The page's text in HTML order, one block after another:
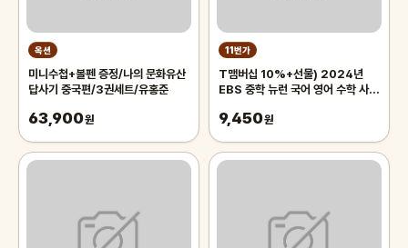
옥션
미니수첩+볼펜 증정/나의 문화유산
답사기 중국편/3권세트/유홍준
63,900원
11번가
T맴버십 10%+선물) 2024년
EBS 중학 뉴런 국어 영어 수학 사회
9,450원